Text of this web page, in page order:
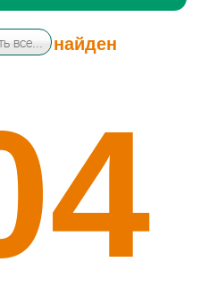
не найден
все...